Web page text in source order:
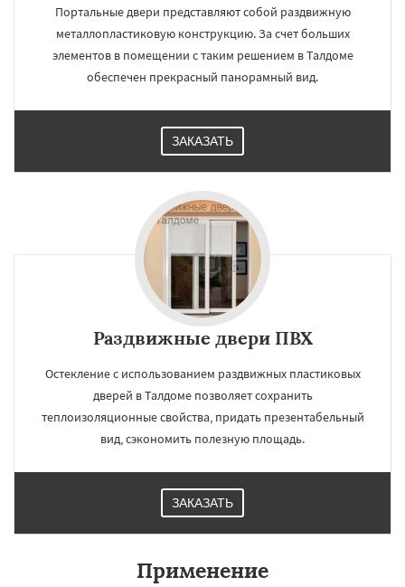
Портальные двери представляют собой раздвижную
металлопластиковую конструкцию. За счет больших
элементов в помещении с таким решением в Талдоме
обеспечен прекрасный панорамный вид.
ЗАКАЗАТЬ
Раздвижные двери ПВХ
Остекление с использованием раздвижных пластиковых
дверей в Талдоме позволяет сохранить
теплоизоляционные свойства, придать презентабельный
вид, сэкономить полезную площадь.
ЗАКАЗАТЬ
Применение